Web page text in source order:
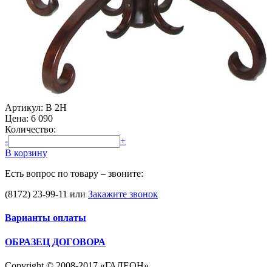
Артикул: В 2Н
Цена: 6 090
Количество:
-
+
В корзину
Есть вопрос по товару – звоните:
(8172) 23-99-11 или Закажите звонок
Варианты оплаты
ОБРАЗЕЦ ДОГОВОРА